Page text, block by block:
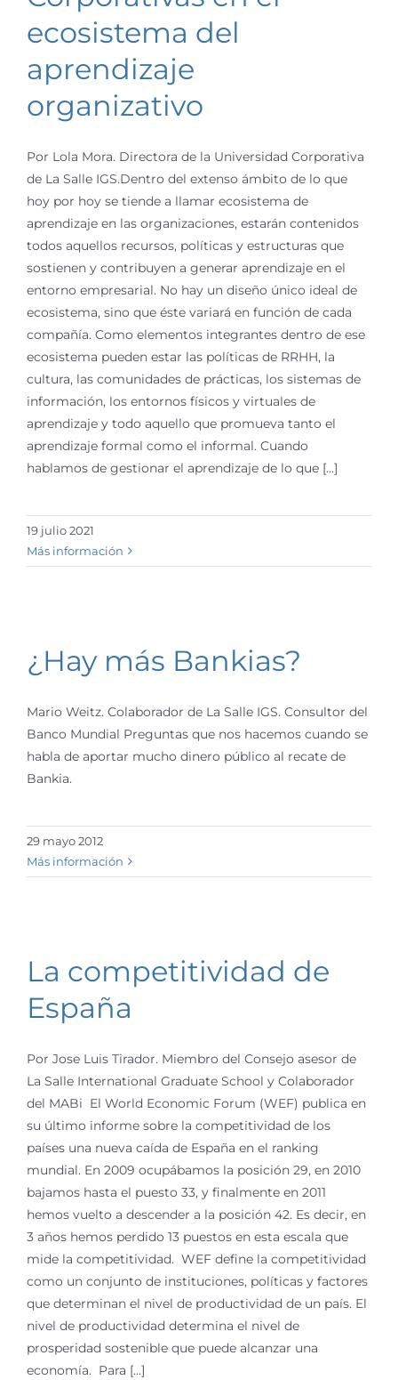
ecosistema del
aprendizaje
organizativo
Por Lola Mora. Directora de la Universidad Corporativa
de La Salle IGS.Dentro del extenso ámbito de lo que
hoy por hoy se tiende a llamar ecosistema de
aprendizaje en las organizaciones, estarán contenidos
todos aquellos recursos, políticas y estructuras que
sostienen y contribuyen a generar aprendizaje en el
entorno empresarial. No hay un diseño único ideal de
ecosistema, sino que éste variará en función de cada
compañía. Como elementos integrantes dentro de ese
ecosistema pueden estar las políticas de RRHH, la
cultura, las comunidades de prácticas, los sistemas de
información, los entornos físicos y virtuales de
aprendizaje y todo aquello que promueva tanto el
aprendizaje formal como el informal. Cuando
hablamos de gestionar el aprendizaje de lo que [...]
19 julio 2021
Más información
¿Hay más Bankias?
Mario Weitz. Colaborador de La Salle IGS. Consultor del
Banco Mundial Preguntas que nos hacemos cuando se
habla de aportar mucho dinero público al recate de
Bankia.
29 mayo 2012
Más información
La competitividad de
España
Por Jose Luis Tirador. Miembro del Consejo asesor de
La Salle International Graduate School y Colaborador
del MABi El World Economic Forum (WEF) publica en
su último informe sobre la competitividad de los
países una nueva caída de España en el ranking
mundial. En 2009 ocupábamos la posición 29, en 2010
bajamos hasta el puesto 33, y finalmente en 2011
hemos vuelto a descender a la posición 42. Es decir, en
3 años hemos perdido 13 puestos en esta escala que
mide la competitividad. WEF define la competitividad
como un conjunto de instituciones, políticas y factores
que determinan el nivel de productividad de un país. El
nivel de productividad determina el nivel de
prosperidad sostenible que puede alcanzar una
economía. Para [...]